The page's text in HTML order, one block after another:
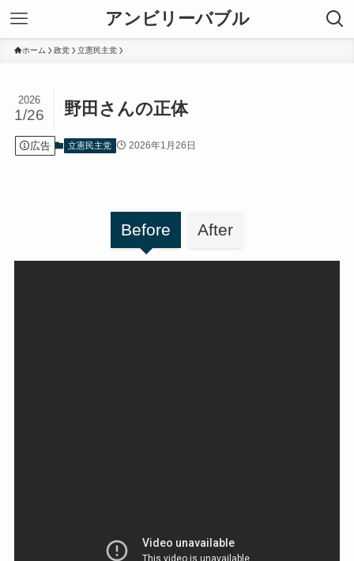
アンビリーバブル
ホーム 政党 立憲民主党
野田さんの正体
2026
1/26
広告 立憲民主党 2026年1月26日
Before After